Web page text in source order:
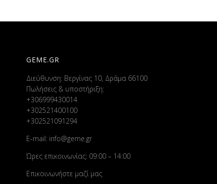
GEME.GR
Διεύθυνση: Βεργίνας 10, Δράμα 66100
Πωλήσεις & υποστήριξη:
+306999430014
+302521400100
+302521091294
E-mail: info@geme.gr
Ώρες επικοινωνίας: 09:00 – 14:00
Επικοινωνήστε μαζί μας